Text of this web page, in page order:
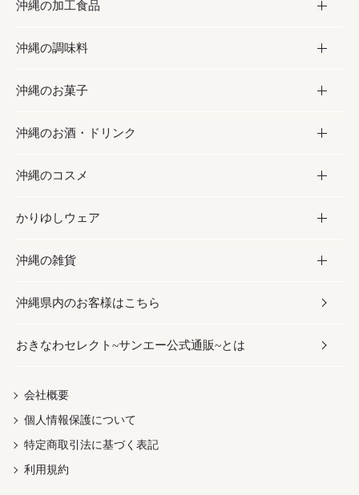
お取り寄せグルメ
フルーツ・野菜
お肉
海産物
沖縄の加工食品
加工食品
缶詰／パウチ
沖縄料理
沖縄そば／乾麺
レトルト食品
乾物／粉類
沖縄の調味料
調味料
砂糖／黒砂糖
塩
お酢／ドレッシング
しょうゆ
みそ
だし／スパイス／島唐辛子
沖縄のお菓子
お菓子
黒糖
ちんすこう
伝統菓子
スナック
おつまみ
紅芋
沖縄のお酒・ドリンク
お酒・ドリンク
泡盛
ビール・チューハイ
ワイン・ウィスキー・カクテル
ドリンク
茶葉
沖縄のコスメ
コスメ
スキンケア
ボディケア
ヘアケア
UVケア
かりゆしウェア
かりゆしウェア
メンズ
レディース
沖縄の雑貨
雑貨
沖縄ファッション
伝統工芸品
沖縄県内のお客様はこちら
おきなわセレクト~サンエー公式通販~とは
会社概要
個人情報保護について
特定商取引法に基づく表記
利用規約